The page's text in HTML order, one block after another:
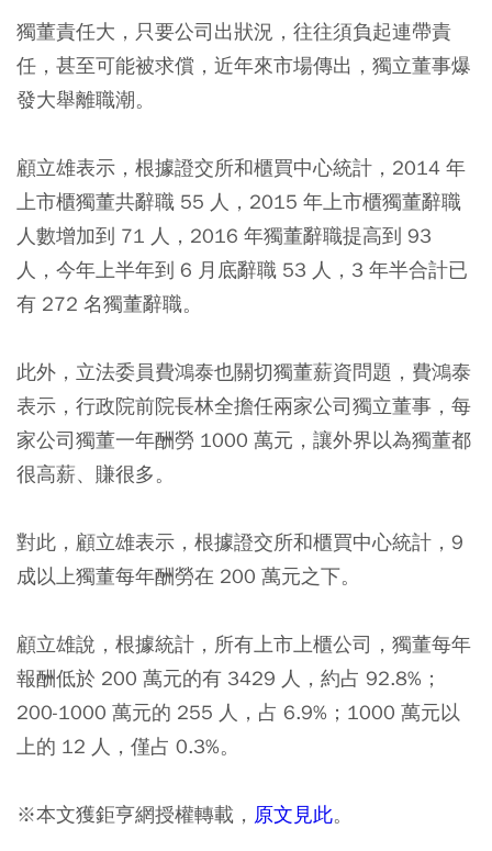
獨董責任大，只要公司出狀況，往往須負起連帶責
任，甚至可能被求償，近年來市場傳出，獨立董事爆
發大舉離職潮。
顧立雄表示，根據證交所和櫃買中心統計，2014 年
上市櫃獨董共辭職 55 人，2015 年上市櫃獨董辭職
人數增加到 71 人，2016 年獨董辭職提高到 93
人，今年上半年到 6 月底辭職 53 人，3 年半合計已
有 272 名獨董辭職。
此外，立法委員費鴻泰也關切獨董薪資問題，費鴻泰
表示，行政院前院長林全擔任兩家公司獨立董事，每
家公司獨董一年酬勞 1000 萬元，讓外界以為獨董都
很高薪、賺很多。
對此，顧立雄表示，根據證交所和櫃買中心統計，9
成以上獨董每年酬勞在 200 萬元之下。
顧立雄說，根據統計，所有上市上櫃公司，獨董每年
報酬低於 200 萬元的有 3429 人，約占 92.8%；
200-1000 萬元的 255 人，占 6.9%；1000 萬元以
上的 12 人，僅占 0.3%。
※本文獲鉅亨網授權轉載， 原文見此。